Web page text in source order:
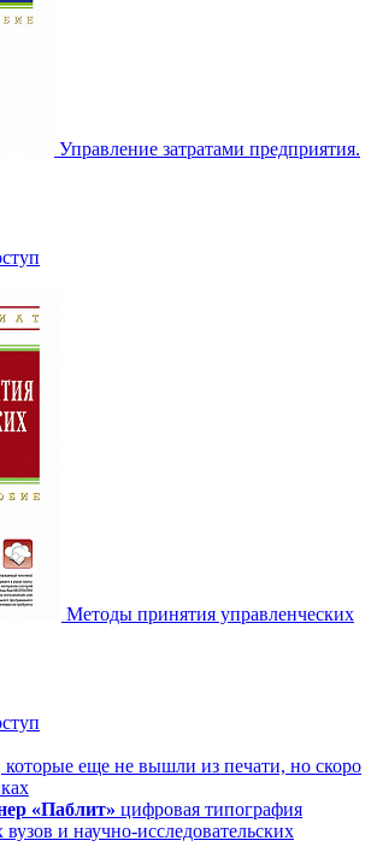
Управление затратами предприятия.
Методы принятия управленческих
которые еще не вышли из печати, но скоро
«Паблит» цифровая типография
и научно-исследовательских